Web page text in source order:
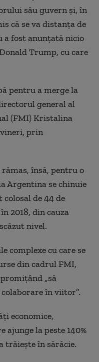
său guvern şi, în
că se va distanţa de
a fost anunţată nicio
Trump, cu care
pentru a merge la
general al
(FMI) Kristalina
vineri, prin
însă, pentru o
Argentina se chinuie
de 44 de
2018, din cauza
nivel.
complexe cu care se
din cadrul FMI,
„să
în viitor”.
economice,
ajunge la peste 140%
trăieşte în sărăcie.